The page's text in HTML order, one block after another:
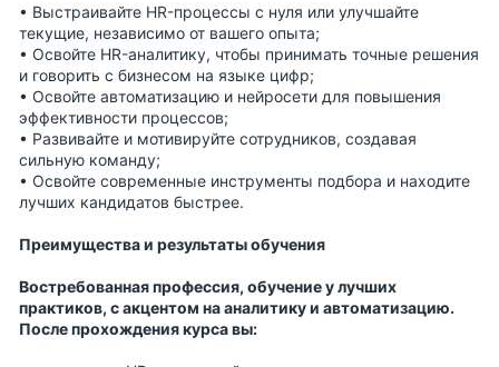
• Выстраивайте HR-процессы с нуля или улучшайте
текущие, независимо от вашего опыта;
• Освойте HR-аналитику, чтобы принимать точные решения
и говорить с бизнесом на языке цифр;
• Освойте автоматизацию и нейросети для повышения
эффективности процессов;
• Развивайте и мотивируйте сотрудников, создавая
сильную команду;
• Освойте современные инструменты подбора и находите
лучших кандидатов быстрее.
Преимущества и результаты обучения
Востребованная профессия, обучение у лучших
практиков, с акцентом на аналитику и автоматизацию.
После прохождения курса вы: